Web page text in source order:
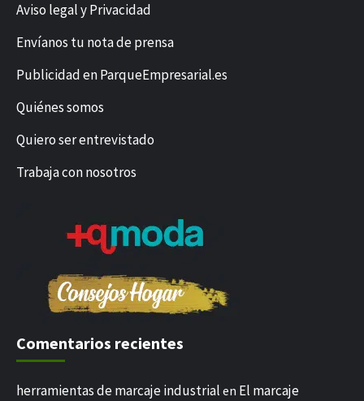
Aviso legal y Privacidad
Envíanos tu nota de prensa
Publicidad en ParqueEmpresarial.es
Quiénes somos
Quiero ser entrevistado
Trabaja con nosotros
Comentarios recientes
herramientas de marcaje industrial en El marcaje